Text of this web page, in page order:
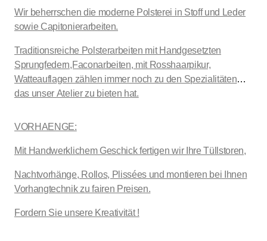
Wir beherrschen die moderne Polsterei in Stoff und Leder
sowie Capitonierarbeiten.
Traditionsreiche Polsterarbeiten mit Handgesetzten
Sprungfedern,Faconarbeiten, mit Rosshaarpikur,
Watteauflagen zählen immer noch zu den Spezialitäten
das unser Atelier zu bieten hat.
VORHAENGE:
Mit Handwerklichem Geschick fertigen wir Ihre Tüllstoren,
Nachtvorhänge, Rollos, Plissées und montieren bei Ihnen
Vorhangtechnik zu fairen Preisen.
Fordern Sie unsere Kreativität !